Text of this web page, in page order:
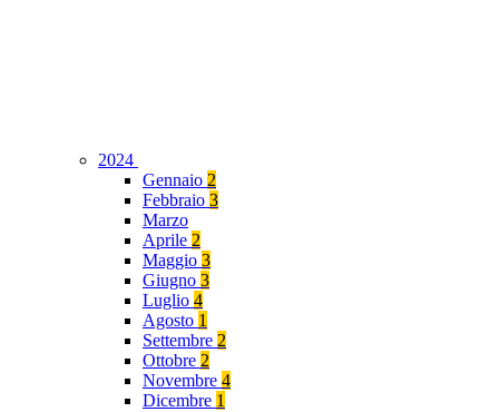
2024
Gennaio 2
Febbraio 3
Marzo
Aprile 2
Maggio 3
Giugno 3
Luglio 4
Agosto 1
Settembre 2
Ottobre 2
Novembre 4
Dicembre 1